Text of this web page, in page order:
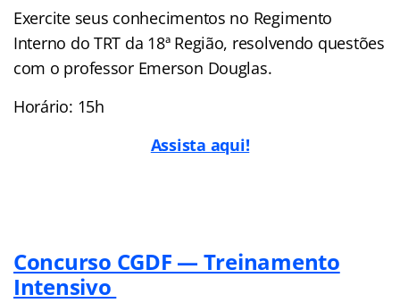
Exercite seus conhecimentos no Regimento
Interno do TRT da 18ª Região, resolvendo questões
com o professor Emerson Douglas.
Horário: 15h
Assista aqui!
Concurso CGDF — Treinamento
Intensivo